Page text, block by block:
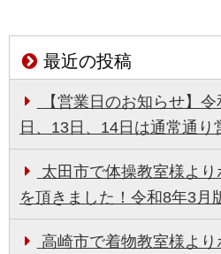
最近の投稿
【営業日のお知らせ】
日、13日、14日は通常通
太田市で体操教室様よ
を頂きました！令和8年3月
高崎市で着物教室様よ